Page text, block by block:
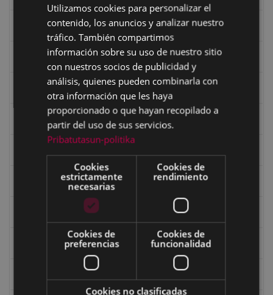
Dibujos de Julen Zabaleta
Eibar desde el aire
Eibartarren ahotan
Ermitas
Fondo Carlos Narbaiza
BASQUE
SPANISH
Utilizamos cookies para personalizar el
contenido, los anuncios y analizar nuestro
tráfico. También compartimos
información sobre su uso de nuestro sitio
con nuestros socios de publicidad y
análisis, quienes pueden combinarla con
otra información que les haya
proporcionado o que hayan recopilado a
partir del uso de sus servicios.
Pribatutasun-politika
Cookies
estrictamente
necesarias
Cookies de
rendimiento
Cookies de
preferencias
Cookies de
funcionalidad
Cookies no clasificadas